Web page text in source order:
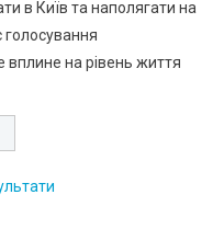
в Київ та наполягати на
голосування
вплине на рівень життя